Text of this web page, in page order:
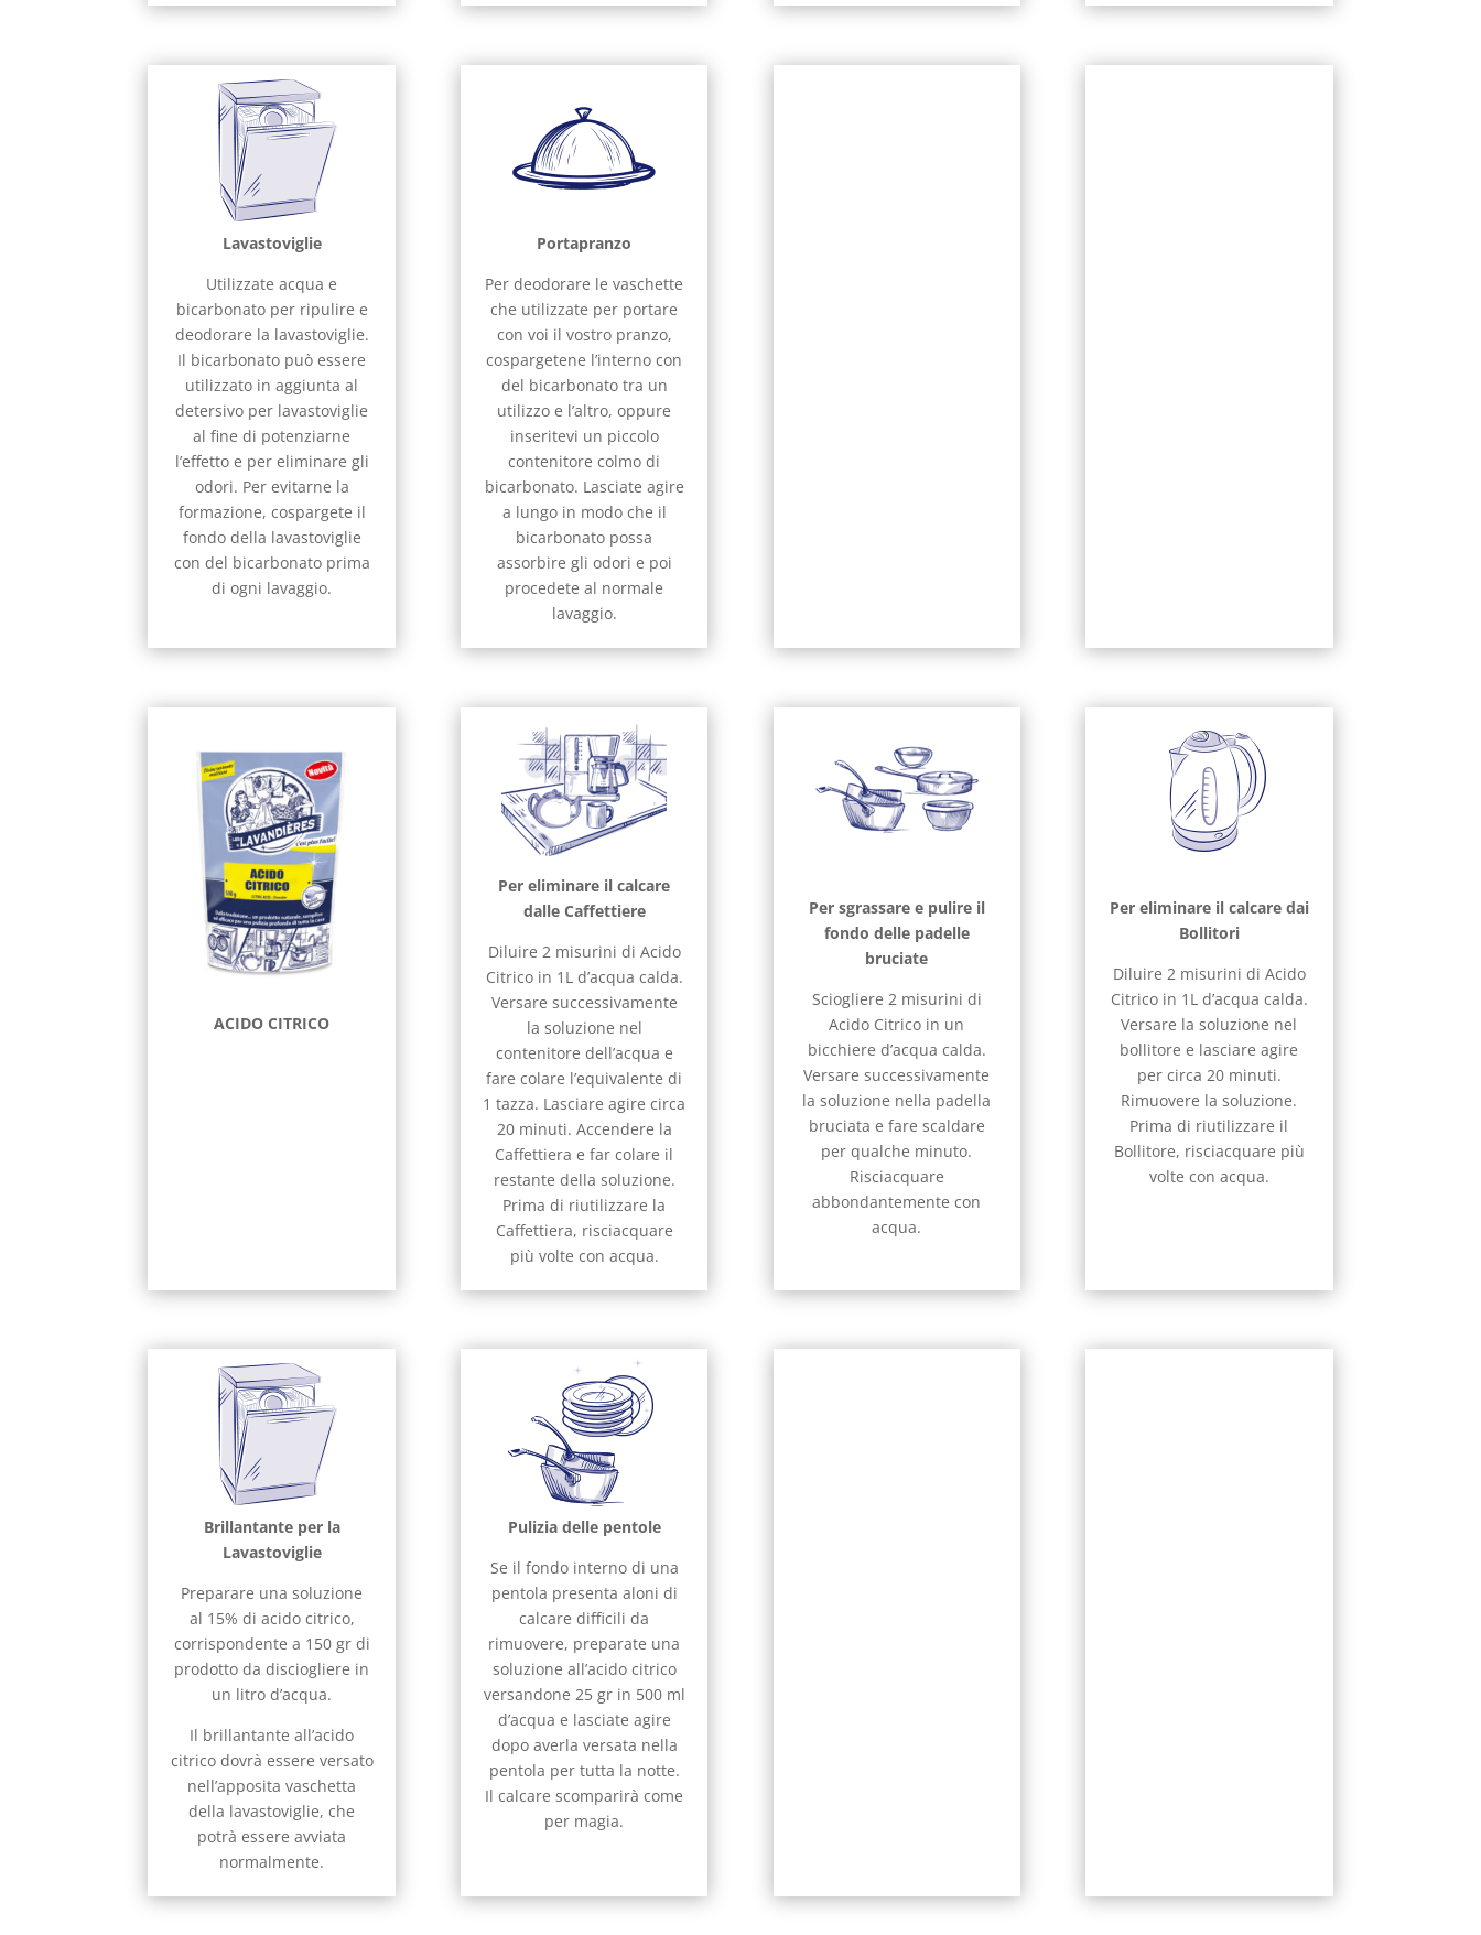
Lavastoviglie
Utilizzate acqua e
bicarbonato per ripulire e
deodorare la lavastoviglie.
Il bicarbonato può essere
utilizzato in aggiunta al
detersivo per lavastoviglie
al fine di potenziarne
l’effetto e per eliminare gli
odori. Per evitarne la
formazione, cospargete il
fondo della lavastoviglie
con del bicarbonato prima
di ogni lavaggio.
Portapranzo
Per deodorare le vaschette
che utilizzate per portare
con voi il vostro pranzo,
cospargetene l’interno con
del bicarbonato tra un
utilizzo e l’altro, oppure
inseritevi un piccolo
contenitore colmo di
bicarbonato. Lasciate agire
a lungo in modo che il
bicarbonato possa
assorbire gli odori e poi
procedete al normale
lavaggio.
ACIDO CITRICO
Per eliminare il calcare
dalle Caffettiere
Diluire 2 misurini di Acido
Citrico in 1L d’acqua calda.
Versare successivamente
la soluzione nel
contenitore dell’acqua e
fare colare l’equivalente di
1 tazza. Lasciare agire circa
20 minuti. Accendere la
Caffettiera e far colare il
restante della soluzione.
Prima di riutilizzare la
Caffettiera, risciacquare
più volte con acqua.
Per sgrassare e pulire il
fondo delle padelle
bruciate
Sciogliere 2 misurini di
Acido Citrico in un
bicchiere d’acqua calda.
Versare successivamente
la soluzione nella padella
bruciata e fare scaldare
per qualche minuto.
Risciacquare
abbondantemente con
acqua.
Per eliminare il calcare dai
Bollitori
Diluire 2 misurini di Acido
Citrico in 1L d’acqua calda.
Versare la soluzione nel
bollitore e lasciare agire
per circa 20 minuti.
Rimuovere la soluzione.
Prima di riutilizzare il
Bollitore, risciacquare più
volte con acqua.
Brillantante per la
Lavastoviglie
Preparare una soluzione
al 15% di acido citrico,
corrispondente a 150 gr di
prodotto da disciogliere in
un litro d’acqua.
Il brillantante all’acido
citrico dovrà essere versato
nell’apposita vaschetta
della lavastoviglie, che
potrà essere avviata
normalmente.
Pulizia delle pentole
Se il fondo interno di una
pentola presenta aloni di
calcare difficili da
rimuovere, preparate una
soluzione all’acido citrico
versandone 25 gr in 500 ml
d’acqua e lasciate agire
dopo averla versata nella
pentola per tutta la notte.
Il calcare scomparirà come
per magia.